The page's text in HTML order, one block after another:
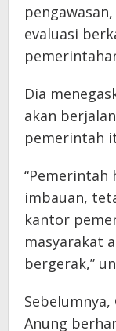
evaluasi
Dia
akan
pemerintah
“Pemerintah
imbauan,
kantor
masyarakat
bergerak,”
Anung